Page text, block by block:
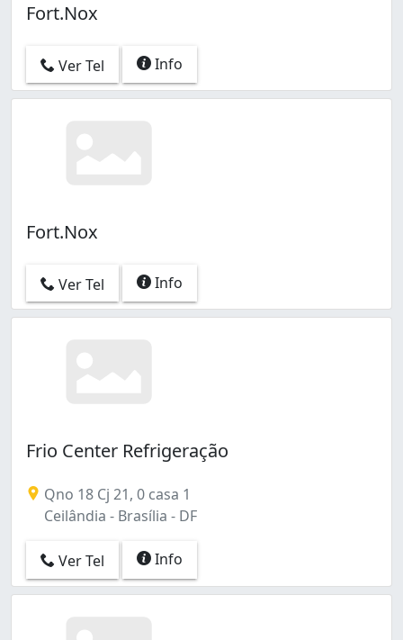
Fort.Nox
Ver Tel Info
Fort.Nox
Ver Tel Info
Frio Center Refrigeração
Qno 18 Cj 21, 0 casa 1
Ceilândia - Brasília - DF
Ver Tel Info